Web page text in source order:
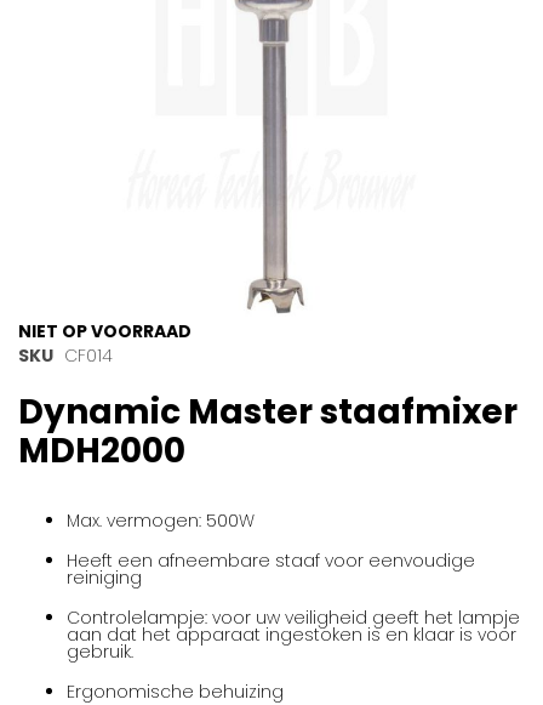
Ga
naar
begin
van
de
NIET OP VOORRAAD
SKU CF014
Dynamic Master staafmixer
MDH2000
Max. vermogen: 500W
Heeft een afneembare staaf voor eenvoudige
reiniging
Controlelampje: voor uw veiligheid geeft het lampje
aan dat het apparaat ingestoken is en klaar is voor
gebruik.
Ergonomische behuizing